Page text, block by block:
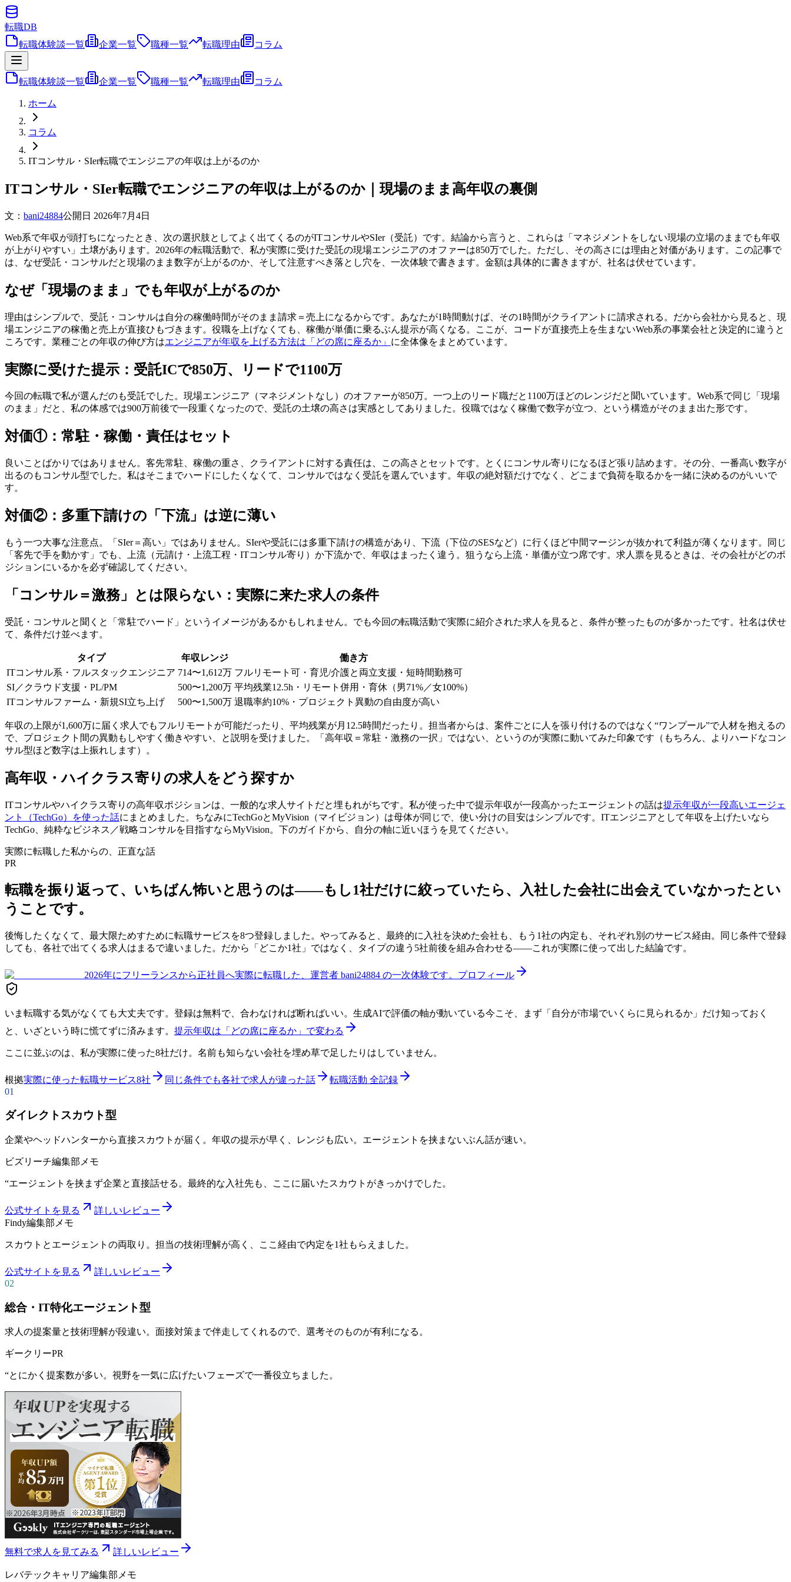
転職DB
転職体験談一覧
企業一覧 職種一覧 転職理由 コラム
転職体験談一覧 企業一覧 職種一覧 転職理由 コラム
ホーム
コラム
ITコンサル・SIer転職でエンジニアの年収は上がるのか
ITコンサル・SIer転職でエンジニアの年収は上がるのか｜現場のまま高年収の裏側
文： bani24884公開日 2026年7月4日
Web系で年収が頭打ちになったとき、次の選択肢としてよく出てくるのがITコンサルやSIer（受託）です。結論から言うと、これらは「マネジメントをしない現場の立場のままでも年収
が上がりやすい」土壌があります。2026年の転職活動で、私が実際に受けた受託の現場エンジニアのオファーは850万でした。ただし、その高さには理由と対価があります。この記事で
は、なぜ受託・コンサルだと現場のまま数字が上がるのか、そして注意すべき落とし穴を、一次体験で書きます。金額は具体的に書きますが、社名は伏せています。
なぜ「現場のまま」でも年収が上がるのか
理由はシンプルで、受託・コンサルは自分の稼働時間がそのまま請求＝売上になるからです。あなたが1時間動けば、その1時間がクライアントに請求される。だから会社から見ると、現
場エンジニアの稼働と売上が直接ひもづきます。役職を上げなくても、稼働が単価に乗るぶん提示が高くなる。ここが、コードが直接売上を生まないWeb系の事業会社と決定的に違うと
ころです。業種ごとの年収の伸び方はエンジニアが年収を上げる方法は「どの席に座るか」 に全体像をまとめています。
実際に受けた提示：受託ICで850万、リードで1100万
今回の転職で私が選んだのも受託でした。現場エンジニア（マネジメントなし）のオファーが850万。一つ上のリード職だと1100万ほどのレンジだと聞いています。Web系で同じ「現場
のまま」だと、私の体感では900万前後で一段重くなったので、受託の土壌の高さは実感としてありました。役職ではなく稼働で数字が立つ、という構造がそのまま出た形です。
対価①：常駐・稼働・責任はセット
良いことばかりではありません。客先常駐、稼働の重さ、クライアントに対する責任は、この高さとセットです。とくにコンサル寄りになるほど張り詰めます。その分、一番高い数字が
出るのもコンサル型でした。私はそこまでハードにしたくなくて、コンサルではなく受託を選んでいます。年収の絶対額だけでなく、どこまで負荷を取るかを一緒に決めるのがいいで
す。
対価②：多重下請けの「下流」は逆に薄い
もう一つ大事な注意点。「SIer＝高い」ではありません。SIerや受託には多重下請けの構造があり、下流（下位のSESなど）に行くほど中間マージンが抜かれて利益が薄くなります。同じ
「客先で手を動かす」でも、上流（元請け・上流工程・ITコンサル寄り）か下流かで、年収はまったく違う。狙うなら上流・単価が立つ席です。求人票を見るときは、その会社がどのポ
ジションにいるかを必ず確認してください。
「コンサル＝激務」とは限らない：実際に来た求人の条件
受託・コンサルと聞くと「常駐でハード」というイメージがあるかもしれません。でも今回の転職活動で実際に紹介された求人を見ると、条件が整ったものが多かったです。社名は伏せ
て、条件だけ並べます。
タイプ 年収レンジ
働き方
ITコンサル系・フルスタックエンジニア 714〜1,612万 フルリモート可・育児/介護と両立支援・短時間勤務可
SI／クラウド支援・PL/PM
500〜1,200万 平均残業12.5h・リモート併用・育休（男71%／女100%）
ITコンサルファーム・新規SI立ち上げ
500〜1,500万 退職率約10%・プロジェクト異動の自由度が高い
年収の上限が1,600万に届く求人でもフルリモートが可能だったり、平均残業が月12.5時間だったり。担当者からは、案件ごとに人を張り付けるのではなく“ワンプール”で人材を抱えるの
で、プロジェクト間の異動もしやすく働きやすい、と説明を受けました。「高年収＝常駐・激務の一択」ではない、というのが実際に動いてみた印象です（もちろん、よりハードなコン
サル型ほど数字は上振れします）。
高年収・ハイクラス寄りの求人をどう探すか
ITコンサルやハイクラス寄りの高年収ポジションは、一般的な求人サイトだと埋もれがちです。私が使った中で提示年収が一段高かったエージェントの話は提示年収が一段高いエージェ
ント（TechGo）を使った話にまとめました。ちなみにTechGoとMyVision（マイビジョン）は母体が同じで、使い分けの目安はシンプルです。ITエンジニアとして年収を上げたいなら
TechGo、純粋なビジネス／戦略コンサルを目指すならMyVision。下のガイドから、自分の軸に近いほうを見てください。
実際に転職した私からの、正直な話
PR
転職を振り返って、いちばん怖いと思うのは——もし1社だけに絞っていたら、入社した会社に出会えていなかった とい
うことです。
後悔したくなくて、最大限ためすために転職サービスを8つ登録しました。やってみると、最終的に入社を決めた会社も、もう1社の内定も、それぞれ別のサービス経由。同じ条件で登録
しても、各社で出てくる求人はまるで違いました。だから「どこか1社」ではなく、タイプの違う5社前後を組み合わせる——これが実際に使って出した結論です。
2026年にフリーランスから正社員へ実際に転職した、運営者 bani24884 の一次体験です。 プロフィール
いま転職する気がなくても大丈夫です。登録は無料で、合わなければ断ればいい。生成AIで評価の軸が動いている今こそ、まず「自分が市場でいくらに見られるか」だけ知っておく
と、いざという時に慌てずに済みます。 提示年収は「どの席に座るか」で変わる
ここに並ぶのは、私が実際に使った8社だけ。名前も知らない会社を埋め草で足したりはしていません。
根拠実際に使った転職サービス8社 同じ条件でも各社で求人が違った話
転職活動 全記録
01
ダイレクトスカウト型
企業やヘッドハンターから直接スカウトが届く。年収の提示が早く、レンジも広い。エージェントを挟まないぶん話が速い。
ビズリーチ編集部メモ
“エージェントを挟まず企業と直接話せる。最終的な入社先も、ここに届いたスカウトがきっかけでした。
公式サイトを見る
詳しいレビュー
Findy編集部メモ
スカウトとエージェントの両取り。担当の技術理解が高く、ここ経由で内定を1社もらえました。
公式サイトを見る
詳しいレビュー
02
総合・IT特化エージェント型
求人の提案量と技術理解が段違い。面接対策まで伴走してくれるので、選考そのものが有利になる。
ギークリーPR
“とにかく提案数が多い。視野を一気に広げたいフェーズで一番役立ちました。
無料で求人を見てみる 詳しいレビュー
レバテックキャリア編集部メモ